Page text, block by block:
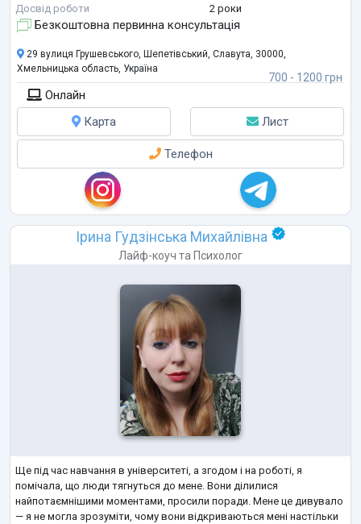
Чому варто звернутися до мене ?
1. Індивідуальний підхід. Я розумію, що кожна людина унікальна,
клієнта.
2. Ефективні методи. Я використовую сучасні підходи в
психотерапії,...
Досвід роботи 2 роки
Безкоштовна первинна консультація
700 - 1200 грн
29 вулиця Грушевського, Шепетівський, Славута, 30000,
Хмельницька область, Україна
Онлайн
Карта
Лист
Телефон
Ірина Гудзінська Михайлівна
Лайф-коуч та Психолог
Ще під час навчання в університеті, а згодом і на роботі, я
помічала, що люди тягнуться до мене. Вони ділилися
найпотаємнішими моментами, просили поради. Мене це дивувало
— я не могла зрозуміти, чому вони відкриваються мені настільки